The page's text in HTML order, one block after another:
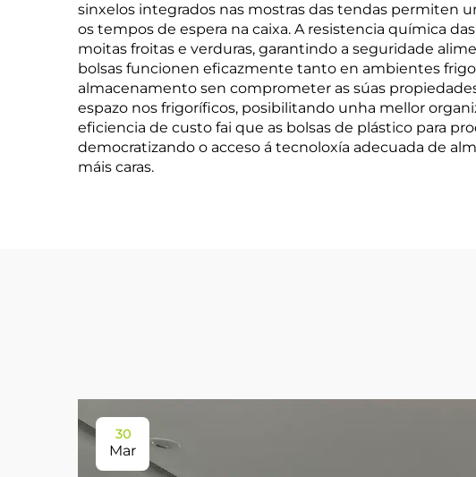
sinxelos integrados nas mostras das tendas permiten
os tempos de espera na caixa. A resistencia química
moitas froitas e verduras, garantindo a seguridade
bolsas funcionen eficazmente tanto en ambientes
almacenamento sen comprometer as súas
espazo nos frigoríficos, posibilitando unha mellor
eficiencia de custo fai que as bolsas de plástico para
democratizando o acceso á tecnoloxía adecuada de
máis caras.
30
Mar